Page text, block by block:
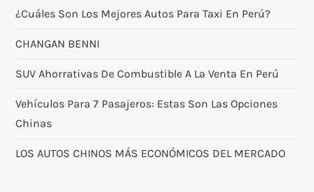
¿Cuáles Son Los Mejores Autos Para Taxi En Perú?
CHANGAN BENNI
SUV Ahorrativas De Combustible A La Venta En Perú
Vehículos Para 7 Pasajeros: Estas Son Las Opciones
Chinas
LOS AUTOS CHINOS MÁS ECONÓMICOS DEL MERCADO